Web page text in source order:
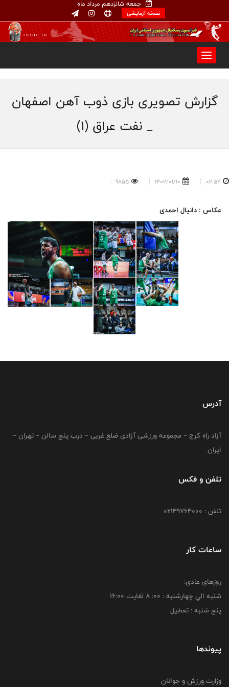
جمعه شانزدهم مرداد ماه
نسخه آزمایشی
گزارش تصویری بازی ذوب آهن اصفهان
_ نفت عراق (۱)
02:54
1402/01/10
9855
عکاس : دانیال احمدی
آدرس
آزاد راه کرج – مجموعه ورزشی آزادی ضلع غربی – درب پنج سالن – تهران –
ایران
تلفن و فکس
تلفن : 02149764000
ساعات کار
روزهای عادی:
شنبه الي چهارشنبه : 00: 8 لغايت 16:00
پنج شنبه : تعطیل
پیوندها
وزارت ورزش و جوانان